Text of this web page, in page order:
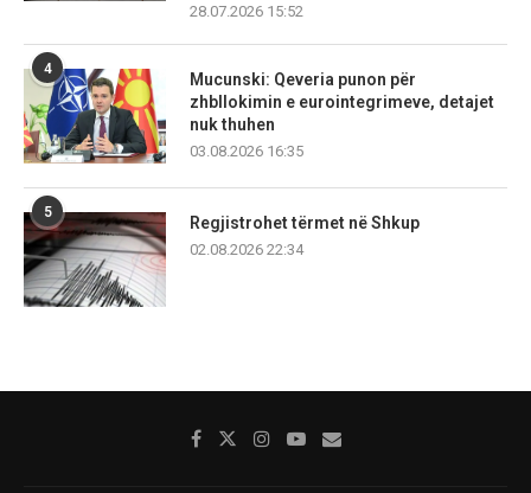
28.07.2026 15:52
4
Mucunski: Qeveria punon për
zhbllokimin e eurointegrimeve, detajet
nuk thuhen
03.08.2026 16:35
5
Regjistrohet tërmet në Shkup
02.08.2026 22:34